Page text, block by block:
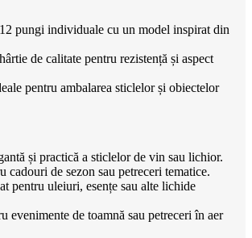
pungi individuale cu un model inspirat din
de calitate pentru rezistență și aspect
pentru ambalarea sticlelor și obiectelor
și practică a sticlelor de vin sau lichior.
cadouri de sezon sau petreceri tematice.
pentru uleiuri, esențe sau alte lichide
evenimente de toamnă sau petreceri în aer